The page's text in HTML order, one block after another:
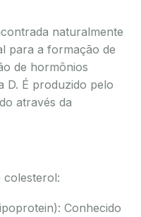
naturalmente
para a formação de
de hormônios
D. É produzido pelo
através da
colesterol:
Conhecido